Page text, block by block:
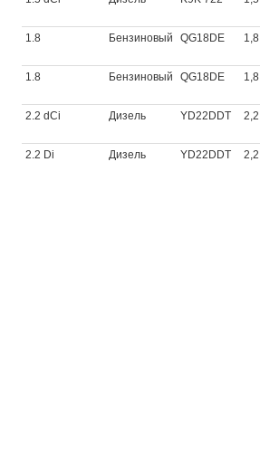
1.8
Бензиновый QG18DE 1,8
1.8
Бензиновый QG18DE 1,8
2.2 dCi
Дизель YD22DDT 2,2
2.2 Di
Дизель YD22DDT 2,2